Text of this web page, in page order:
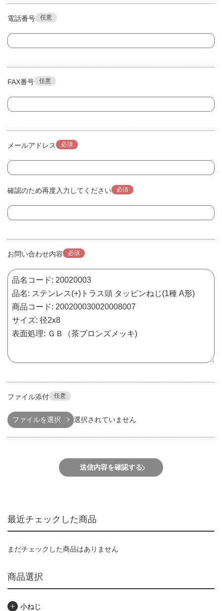
電話番号 任意
FAX番号 任意
メールアドレス 必須
確認のため再度入力してください 必須
お問い合わせ内容 必須
ファイル添付 任意
ファイルを選択 選択されていません
送信内容を確認する
最近チェックした商品
まだチェックした商品はありません
商品選択
小ねじ